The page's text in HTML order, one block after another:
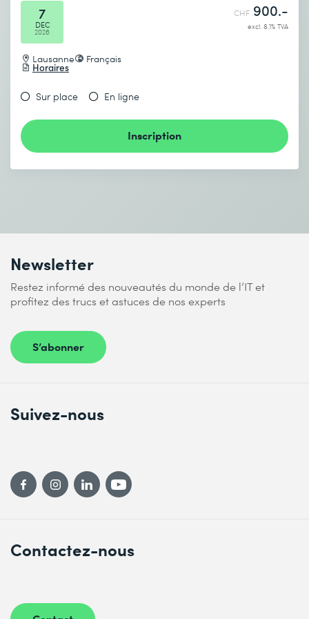
7
DEC
2026
Lausanne Français
Horaires
CHF 900.-
excl. 8.1% TVA
Sur place En ligne
Inscription
Newsletter
Restez informé des nouveautés du monde de l’IT et
profitez des trucs et astuces de nos experts
S’abonner
Contactez-nous
Suivez-nous